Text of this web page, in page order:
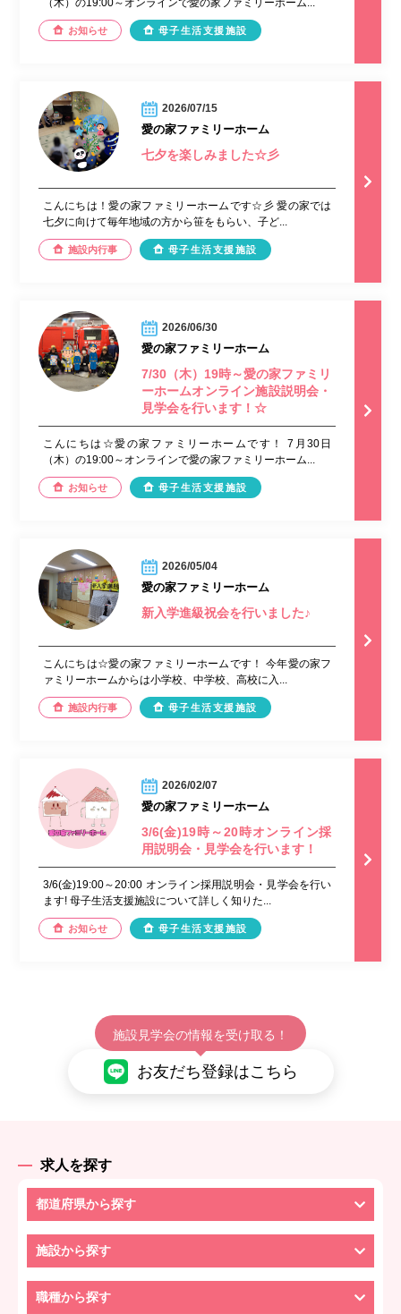
お知らせ 母子生活支援施設
2026/07/15
愛の家ファミリーホーム
七夕を楽しみました☆彡
こんにちは！愛の家ファミリーホームです☆彡 愛の家では
七夕に向けて毎年地域の方から笹をもらい、子ど...
施設内行事 母子生活支援施設
2026/06/30
愛の家ファミリーホーム
7/30（木）19時～愛の家ファミリ
ーホームオンライン施設説明会・
見学会を行います！☆
こんにちは☆愛の家ファミリーホームです！ 7月30日
（木）の19:00～オンラインで愛の家ファミリーホーム...
お知らせ 母子生活支援施設
2026/05/04
愛の家ファミリーホーム
新入学進級祝会を行いました♪
こんにちは☆愛の家ファミリーホームです！ 今年愛の家フ
ァミリーホームからは小学校、中学校、高校に入...
施設内行事 母子生活支援施設
2026/02/07
愛の家ファミリーホーム
3/6(金)19時～20時オンライン採
用説明会・見学会を行います！
3/6(金)19:00～20:00 オンライン採用説明会・見学会を行い
ます! 母子生活支援施設について詳しく知りた...
お知らせ 母子生活支援施設
施設見学会の情報を受け取る！
お友だち登録はこちら
求人を探す
都道府県から探す
施設から探す
職種から探す